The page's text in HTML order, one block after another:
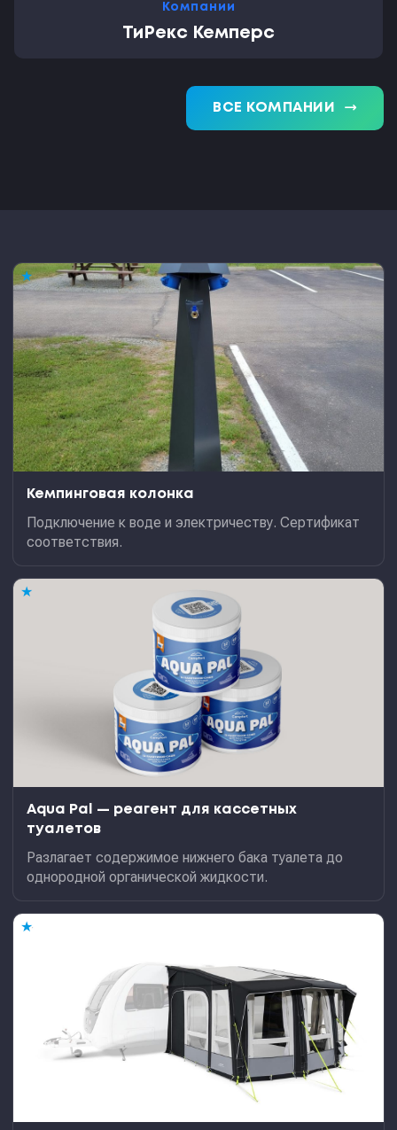
Компании
ТиРекс Кемперс
ВСЕ КОМПАНИИ trending_flat
★
Кемпинговая колонка
Подключение к воде и электричеству. Сертификат
соответствия.
★
Aqua Pal — pеагент для кассетных
туалетов
Разлагает содержимое нижнего бака туалета до
однородной органической жидкости.
★